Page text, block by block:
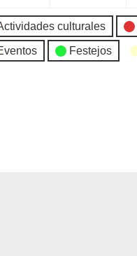
culturales
Festejos